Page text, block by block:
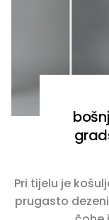
Pri tijelu je
prugasto